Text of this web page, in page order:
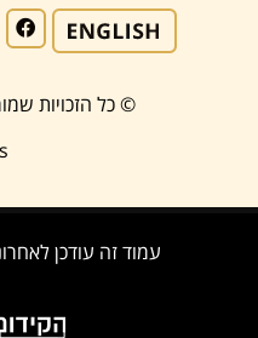
© כל הזכויות
עמוד זה עודכן לאחרונה